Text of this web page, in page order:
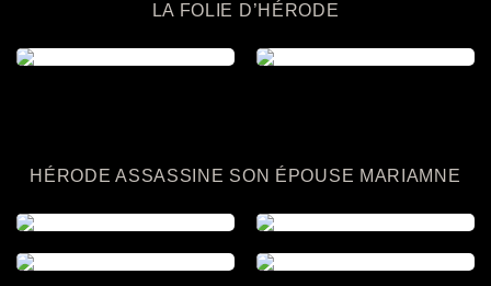
LA FOLIE D’HÉRODE
HÉRODE ASSASSINE SON ÉPOUSE MARIAMNE